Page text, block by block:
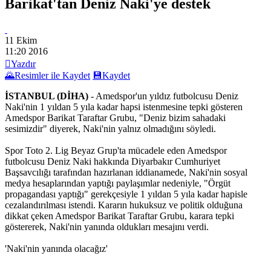
Barikat'tan Deniz Naki'ye destek
11 Ekim
11:20 2016
Yazdır
🌄Resimler ile Kaydet 💾Kaydet
İSTANBUL (DİHA) - Amedspor'un yıldız futbolcusu Deniz
Naki'nin 1 yıldan 5 yıla kadar hapsi istenmesine tepki gösteren
Amedspor Barikat Taraftar Grubu, "Deniz bizim sahadaki
sesimizdir" diyerek, Naki'nin yalnız olmadığını söyledi.
Spor Toto 2. Lig Beyaz Grup'ta mücadele eden Amedspor
futbolcusu Deniz Naki hakkında Diyarbakır Cumhuriyet
Başsavcılığı tarafından hazırlanan iddianamede, Naki'nin sosyal
medya hesaplarından yaptığı paylaşımlar nedeniyle, "Örgüt
propagandası yaptığı" gerekçesiyle 1 yıldan 5 yıla kadar hapisle
cezalandırılması istendi. Kararın hukuksuz ve politik olduğuna
dikkat çeken Amedspor Barikat Taraftar Grubu, karara tepki
göstererek, Naki'nin yanında oldukları mesajını verdi.
'Naki'nin yanında olacağız'